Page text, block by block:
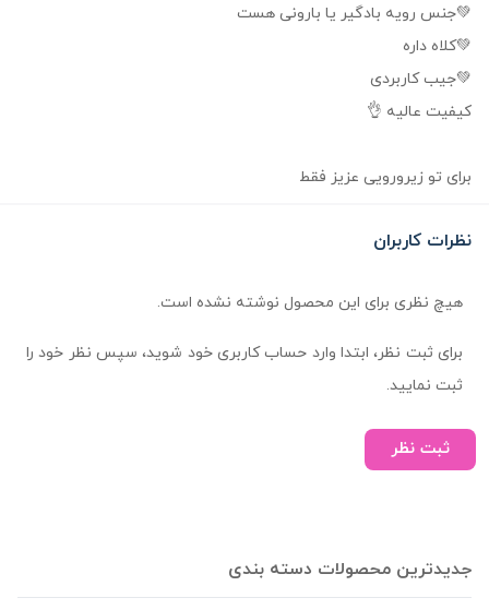
💚جنس رویه بادگیر یا بارونی هست
💚کلاه داره
💚جیب کاربردی
کیفیت عالیه 👌
برای تو زیرورویی عزیز فقط
نظرات کاربران
هیچ نظری برای این محصول نوشته نشده است.
برای ثبت نظر، ابتدا وارد حساب کاربری خود شوید، سپس نظر خود را
ثبت نمایید.
ثبت نظر
جدیدترین محصولات دسته بندی